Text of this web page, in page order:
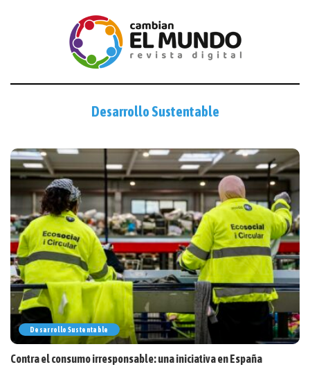
Desarrollo Sustentable
Desarrollo Sustentable
Contra el consumo irresponsable: una iniciativa en España